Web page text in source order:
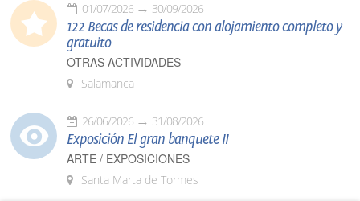
01/07/2026 30/09/2026
122 Becas de residencia con alojamiento completo y
gratuito
OTRAS ACTIVIDADES
Salamanca
26/06/2026 31/08/2026
Exposición El gran banquete II
ARTE / EXPOSICIONES
Santa Marta de Tormes